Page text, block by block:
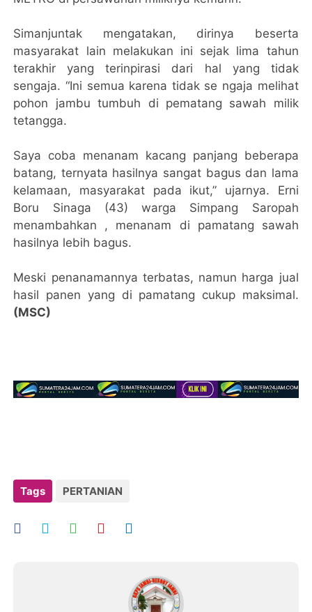
Simanjuntak mengatakan, dirinya beserta
masyarakat lain melakukan ini sejak lima tahun
terakhir yang terinpirasi dari hal yang tidak
sengaja. “Ini semua karena tidak se ngaja melihat
pohon jambu tumbuh di pematang sawah milik
tetangga.
Saya coba menanam kacang panjang beberapa
batang, ternyata hasilnya sangat bagus dan lama
kelamaan, masyarakat pada ikut,” ujarnya. Erni
Boru Sinaga (43) warga Simpang Saropah
menambahkan , menanam di pamatang sawah
hasilnya lebih bagus.
Meski penanamannya terbatas, namun harga jual
hasil panen yang di pamatang cukup maksimal.
(MSC)
Tags PERTANIAN